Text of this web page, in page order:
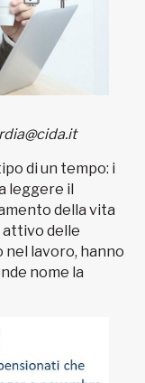
di un tempo: i
leggere il
della vita
attivo delle
nel lavoro, hanno
nome la